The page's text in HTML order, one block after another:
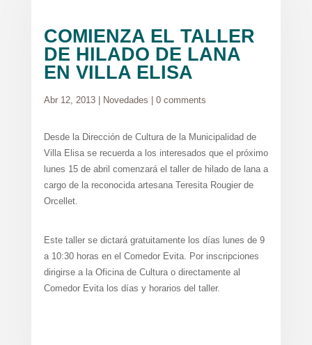
COMIENZA EL TALLER
DE HILADO DE LANA
EN VILLA ELISA
Abr 12, 2013| Novedades 0 comments
Desde la Dirección de Cultura de la Municipalidad de
Villa Elisa se recuerda a los interesados que el próximo
lunes 15 de abril comenzará el taller de hilado de lana a
cargo de la reconocida artesana Teresita Rougier de
Orcellet.
Este taller se dictará gratuitamente los días lunes de 9
a 10:30 horas en el Comedor Evita. Por inscripciones
dirigirse a la Oficina de Cultura o directamente al
Comedor Evita los días y horarios del taller.